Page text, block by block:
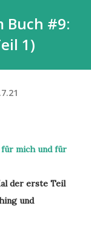
Buch #9:
1)
mich und für
der erste Teil
und